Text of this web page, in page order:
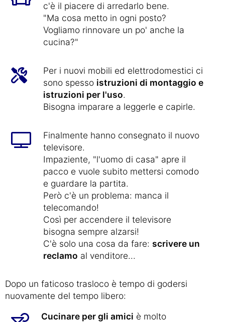
c'è il piacere di arredarlo bene.
"Ma cosa metto in ogni posto?
Vogliamo rinnovare un po' anche la
cucina?"
Per i nuovi mobili ed elettrodomestici ci
sono spesso istruzioni di montaggio e
istruzioni per l'uso.
Bisogna imparare a leggerle e capirle.
Finalmente hanno consegnato il nuovo
televisore.
Impaziente, "l'uomo di casa" apre il
pacco e vuole subito mettersi comodo
e guardare la partita.
Però c'è un problema: manca il
telecomando!
Così per accendere il televisore
bisogna sempre alzarsi!
C'è solo una cosa da fare: scrivere un
reclamo al venditore...
Dopo un faticoso trasloco è tempo di godersi
nuovamente del tempo libero:
Cucinare per gli amici è molto